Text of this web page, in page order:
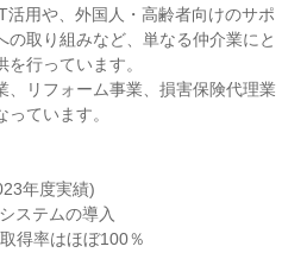
活用や、外国人・高齢者向けのサポ
の取り組みなど、単なる仲介業にと
行っています。
、リフォーム事業、損害保険代理業
ています。
年度実績)
ステムの導入
得率はほぼ100％